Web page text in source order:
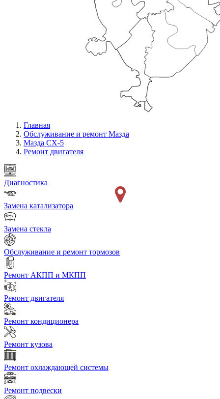
Главная
Обслуживание и ремонт Мазда
Мазда СХ-5
Ремонт двигателя
Диагностика
Замена катализатора
Замена стекла
Обслуживание и ремонт тормозов
Ремонт АКПП и МКПП
Ремонт двигателя
Ремонт кондиционера
Ремонт кузова
Ремонт охлаждающей системы
Ремонт подвески